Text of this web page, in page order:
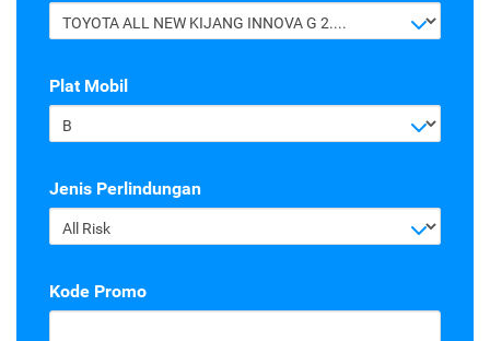
TOYOTA ALL NEW KIJANG INNOVA G 2.4 A/T DIESEL
Plat Mobil
B
Jenis Perlindungan
All Risk
Kode Promo